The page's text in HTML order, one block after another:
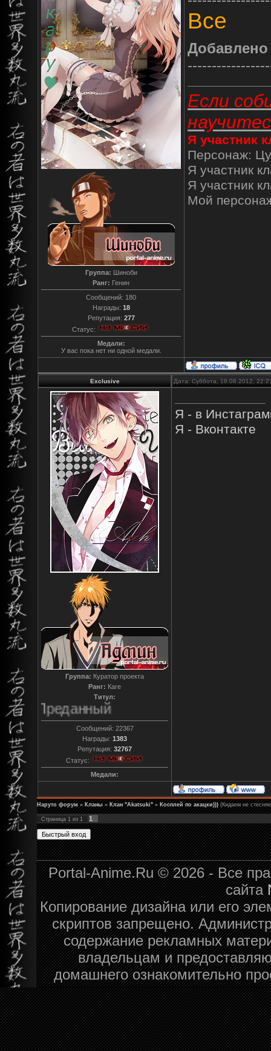
Группа: Шиноби
Ранг: Генин
Сообщений: 180
Награды: 18
Репутация: 277
Статус:
Медали:
У вас пока нет ни одной медали.
Все
Добавлено
Если
Я участник
Персонаж:
Я участник
Я участник
Мой
Exclusive Дата: Суббота, 18.08.2012,
Группа: Куратор проекта
Ранг: Каге
Титул:
Преданный
Сообщений: 22367
Награды: 1383
Репутация: 32767
Статус:
Медали:
Я - в
Я - Вконтакте
Наруто форум » Кланы » Клан "Akatsuki" » Косплей по акацки))) (Кидаем не
Страница 1 из 1 1
Portal-Anime.Ru © 2026 - Все
сайта
Копирование дизайна или его
скриптов запрещено.
содержание рекламных
владельцам и
домашнего ознакомительно